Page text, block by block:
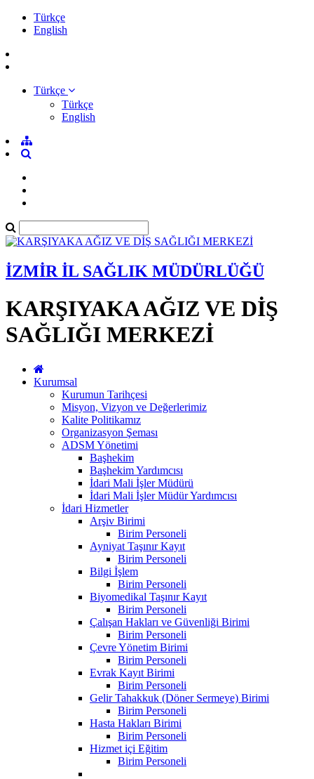
Türkçe
English
Türkçe
Türkçe
English
İZMİR İL SAĞLIK MÜDÜRLÜĞÜ
KARŞIYAKA AĞIZ VE DİŞ
SAĞLIĞI MERKEZİ
Kurumsal
Kurumun Tarihçesi
Misyon, Vizyon ve Değerlerimiz
Kalite Politikamız
Organizasyon Şeması
ADSM Yönetimi
Başhekim
Başhekim Yardımcısı
İdari Mali İşler Müdürü
İdari Mali İşler Müdür Yardımcısı
İdari Hizmetler
Arşiv Birimi
Birim Personeli
Ayniyat Taşınır Kayıt
Birim Personeli
Bilgi İşlem
Birim Personeli
Biyomedikal Taşınır Kayıt
Birim Personeli
Çalışan Hakları ve Güvenliği Birimi
Birim Personeli
Çevre Yönetim Birimi
Birim Personeli
Evrak Kayıt Birimi
Birim Personeli
Gelir Tahakkuk (Döner Sermeye) Birimi
Birim Personeli
Hasta Hakları Birimi
Birim Personeli
Hizmet içi Eğitim
Birim Personeli